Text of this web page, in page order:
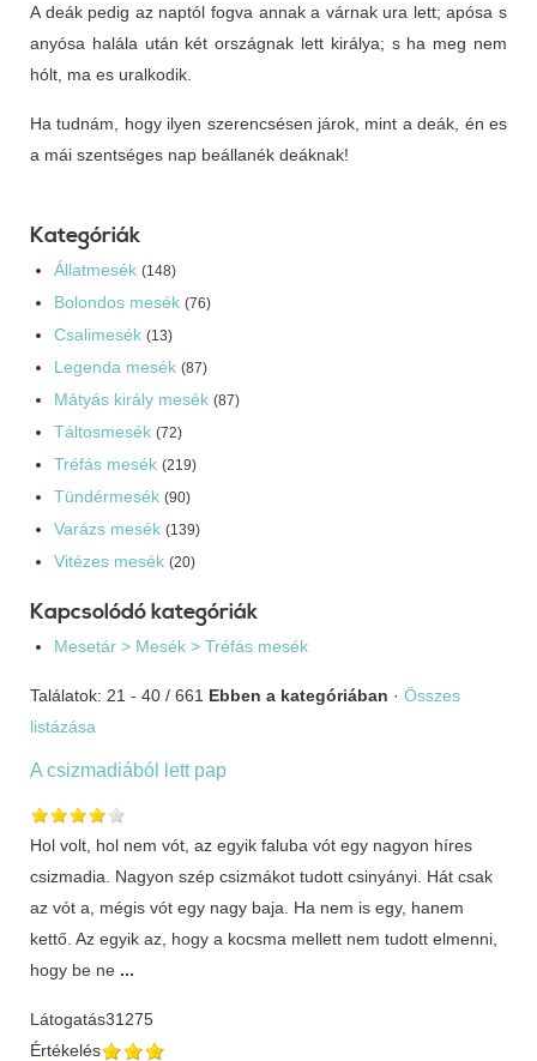
A deák pedig az naptól fogva annak a várnak ura lett; apósa s
anyósa halála után két országnak lett királya; s ha meg nem
hólt, ma es uralkodik.
Ha tudnám, hogy ilyen szerencsésen járok, mint a deák, én es
a mái szentséges nap beállanék deáknak!
Kategóriák
Állatmesék (148)
Bolondos mesék (76)
Csalimesék (13)
Legenda mesék (87)
Mátyás király mesék (87)
Táltosmesék (72)
Tréfás mesék (219)
Tündérmesék (90)
Varázs mesék (139)
Vitézes mesék (20)
Kapcsolódó kategóriák
Mesetár > Mesék > Tréfás mesék
Találatok: 21 - 40 / 661 Ebben a kategóriában · Összes
listázása
A csizmadiából lett pap
Hol volt, hol nem vót, az egyik faluba vót egy nagyon híres
csizmadia. Nagyon szép csizmákot tudott csinyányi. Hát csak
az vót a, mégis vót egy nagy baja. Ha nem is egy, hanem
kettő. Az egyik az, hogy a kocsma mellett nem tudott elmenni,
hogy be ne ...
Látogatás31275
Értékelés